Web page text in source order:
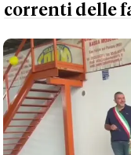
correnti delle